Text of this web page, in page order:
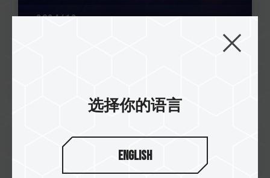
2024/12
选择你的语言
English